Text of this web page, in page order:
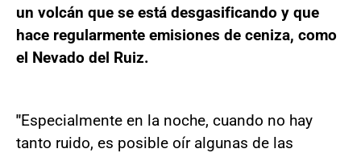
un volcán que se está desgasificando y que
hace regularmente emisiones de ceniza, como
el Nevado del Ruiz.
"Especialmente en la noche, cuando no hay
tanto ruido, es posible oír algunas de las